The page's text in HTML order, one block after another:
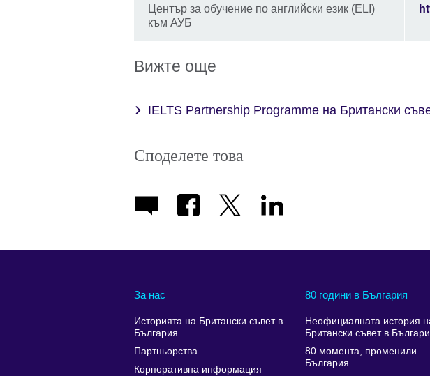
Център за обучение по английски език (ELI)
към АУБ
Вижте още
IELTS Partnership Programme на Британски
Споделете това
За нас
Историята на Британски съвет в
България
Партньорства
Корпоративна информация
80 години в България
Неофициалната история
Британски съвет в
80 момента, променили
България